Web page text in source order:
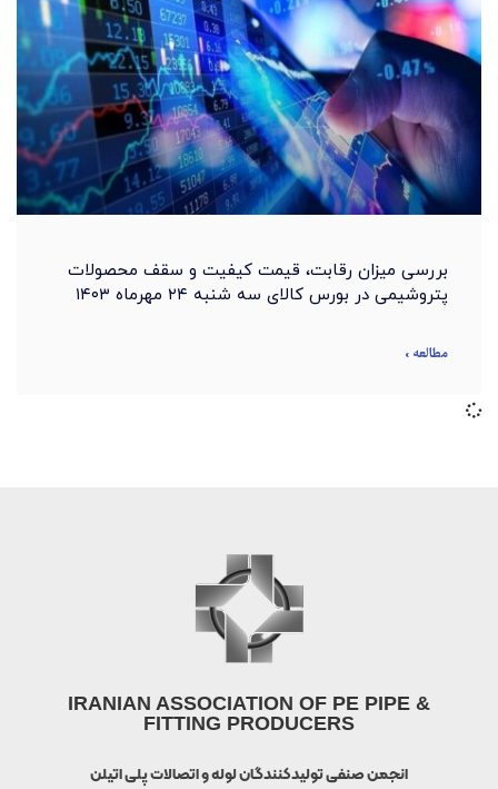
بررسی میزان رقابت، قیمت کیفیت و سقف محصولات
پتروشیمی در بورس کالای سه شنبه ۲۴ مهرماه ۱۴۰۳
مطالعه »
IRANIAN ASSOCIATION OF PE PIPE &
FITTING PRODUCERS
انجمن صنفی تولیدکنندگان لوله و اتصالات پلی اتیلن